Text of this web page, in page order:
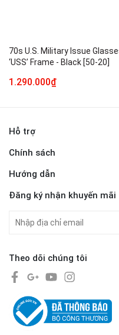
70s U.S. Military Issue
‘USS’ Frame - Black [50-20]
1.290.000₫
Hỗ trợ
Chính sách
Hướng dẫn
Đăng ký nhận khuyến mãi
Theo dõi chúng tôi